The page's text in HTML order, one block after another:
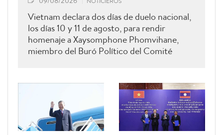
Vietnam declara dos días de duelo nacional,
los días 10 y 11 de agosto, para rendir
homenaje a Xaysomphone Phomvihane,
miembro del Buró Político del Comité
Laos.